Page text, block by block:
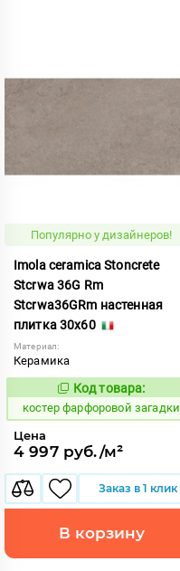
Популярно у дизайнеров!
Imola ceramica Stoncrete
Stcrwa 36G Rm
Stcrwa36GRm настенная
плитка 30x60
Материал:
Керамика
810777
Код товара:
костер фарфоровой загадки
Цена
4 997 руб./м²
Заказ в 1 клик
В корзину